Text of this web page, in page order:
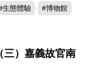
生態體驗 #博物館
三）嘉義故官南